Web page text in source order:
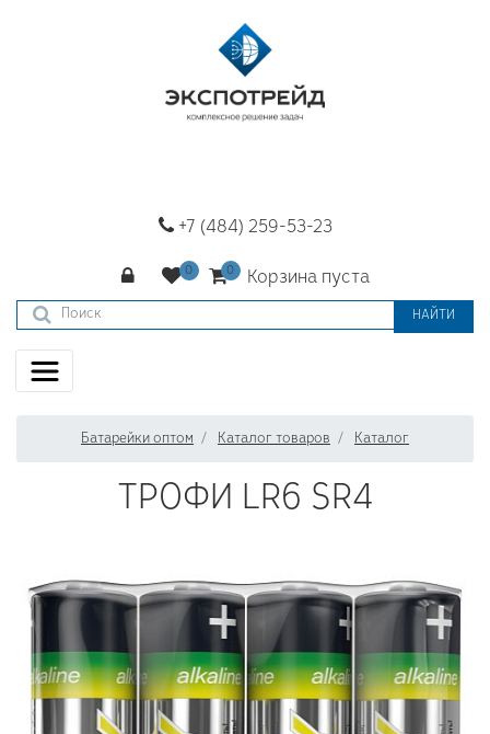
+7 (484) 259-53-23
Корзина пуста
НАЙТИ
Батарейки оптом Каталог товаров Каталог
ТРОФИ LR6 SR4